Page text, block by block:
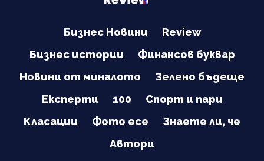
Бизнес Новини
Review
Бизнес истории
Финансов буквар
Новини от миналото
Зелено бъдеще
Експерти
100
Спорт и пари
Класации
Фото есе
Знаете ли, че
Автори